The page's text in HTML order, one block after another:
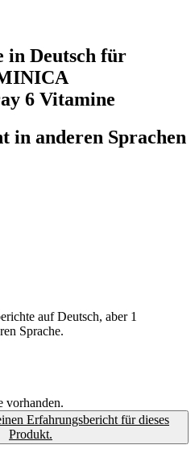
in Deutsch für
6 Vitamine
in anderen Sprachen
auf Deutsch, aber 1
Sprache.
vorhanden.
Erfahrungsbericht für dieses
Produkt.